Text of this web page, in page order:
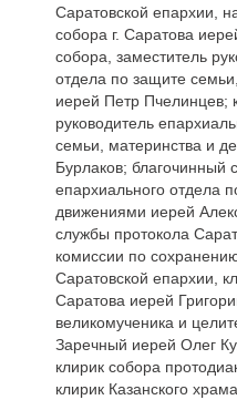
Саратовской епархии,
собора г. Саратова
собора, заместитель
отдела по защите
иерей Петр Пчелинцев;
руководитель
семьи, материнства и
Бурлаков; благочинный
епархиального отдела
движениями иерей
службы протокола
комиссии по
Саратовской епархии,
Саратова иерей
великомученика и
Заречный иерей Олег
клирик собора
клирик Казанского